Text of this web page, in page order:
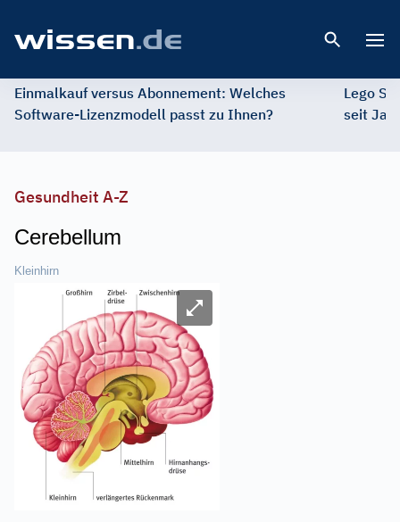
Einmalkauf versus Abonnement: Welches
Software-Lizenzmodell passt zu Ihnen?
Lego
seit
Gesundheit A-Z
Cerebellum
Kleinhirn
Bild vergrößern